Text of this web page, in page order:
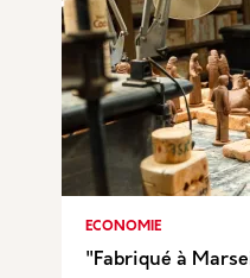
ECONOMIE
"Fabriqué à